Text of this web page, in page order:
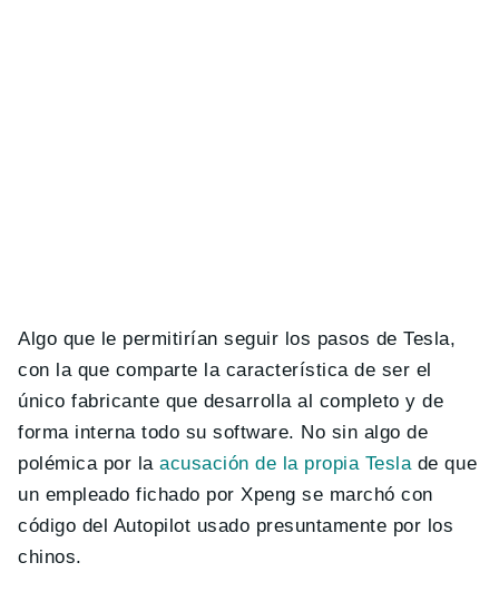
Algo que le permitirían seguir los pasos de Tesla,
con la que comparte la característica de ser el
único fabricante que desarrolla al completo y de
forma interna todo su software. No sin algo de
polémica por laacusación de la propia Tesla de que
un empleado fichado por Xpeng se marchó con
código del Autopilot usado presuntamente por los
chinos.